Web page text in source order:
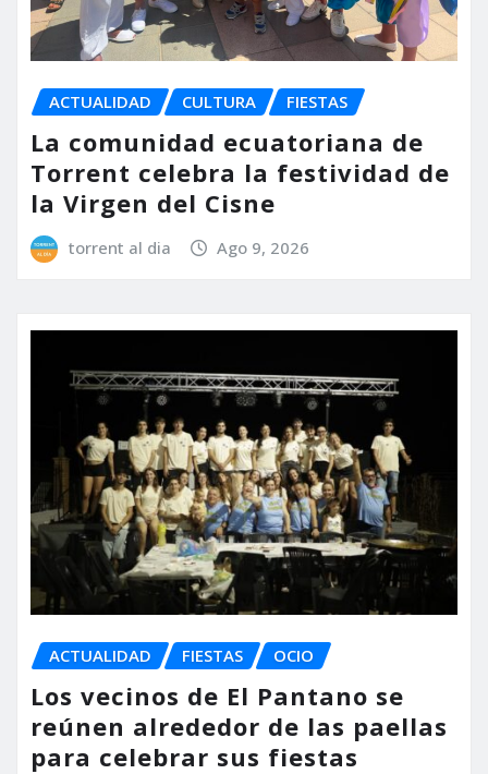
ACTUALIDAD CULTURA FIESTAS
La comunidad ecuatoriana de
Torrent celebra la festividad de
la Virgen del Cisne
torrent al dia Ago 9, 2026
ACTUALIDAD FIESTAS OCIO
Los vecinos de El Pantano se
reúnen alrededor de las paellas
para celebrar sus fiestas